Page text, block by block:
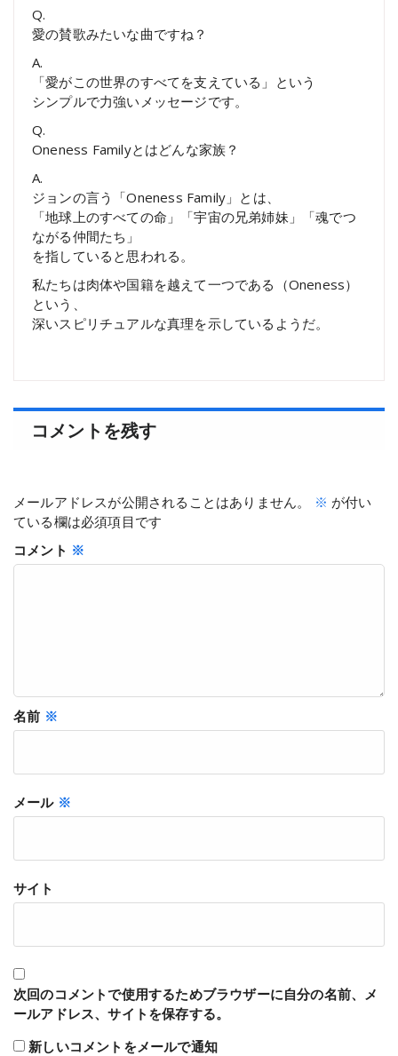
Q.
愛の賛歌みたいな曲ですね？
A.
「愛がこの世界のすべてを支えている」という
シンプルで力強いメッセージです。
Q.
Oneness Familyとはどんな家族？
A.
ジョンの言う「Oneness Family」とは、
「地球上のすべての命」「宇宙の兄弟姉妹」「魂でつ
ながる仲間たち」
を指していると思われる。
私たちは肉体や国籍を越えて一つである（Oneness）
という、
深いスピリチュアルな真理を示しているようだ。
コメントを残す
メールアドレスが公開されることはありません。 ※ が付い
ている欄は必須項目です
コメント ※
名前 ※
メール ※
サイト
次回のコメントで使用するためブラウザーに自分の名前、メ
ールアドレス、サイトを保存する。
新しいコメントをメールで通知